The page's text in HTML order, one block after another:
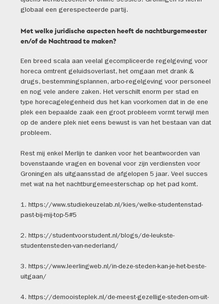
globaal een gerespecteerde partij.
Met welke juridische aspecten heeft de nachtburgemeester
en/of de Nachtraad te maken?
Een breed scala aan veelal gecompliceerde regelgeving voor
horeca omtrent geluidsoverlast, het omgaan met drank &
drugs, bestemmingsplannen, arbo-regelgeving voor personeel
en nog vele andere zaken. Het verschilt enorm per stad en
type horecagelegenheid dus het kan voorkomen dat in de ene
plek een bepaalde zaak een groot probleem vormt terwijl men
op de andere plek niet eens bewust is van het bestaan van dat
probleem.
Rest mij enkel Merlijn te danken voor het beantwoorden van
bovenstaande vragen en bovenal voor zijn verdiensten voor
Groningen als uitgaansstad de afgelopen 5 jaar. Veel succes
met wat na het nachtburgemeesterschap op het pad komt.
1. https://www.studiekeuzelab.nl/kies/welke-studentenstad-
past-bij-mij-top-5#5
2. https://studentvoorstudent.nl/blogs/de-leukste-
studentensteden-van-nederland/
3. https://www.leerlingweb.nl/in-deze-steden-kan-je-het-beste-
uitgaan/
4. https://demooisteplek.nl/de-meest-gezellige-steden-om-uit-